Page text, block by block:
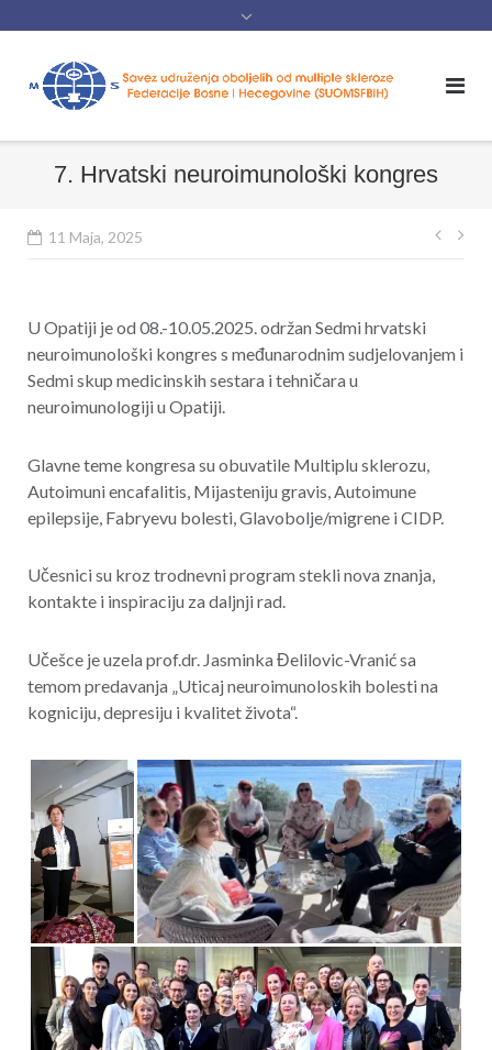
7. Hrvatski neuroimunološki kongres
11 Maja, 2025
U Opatiji je od 08.-10.05.2025. održan Sedmi hrvatski
neuroimunološki kongres s međunarodnim sudjelovanjem i
Sedmi skup medicinskih sestara i tehničara u
neuroimunologiji u Opatiji.
Glavne teme kongresa su obuvatile Multiplu sklerozu,
Autoimuni encafalitis, Mijasteniju gravis, Autoimune
epilepsije, Fabryevu bolesti, Glavobolje/migrene i CIDP.
Učesnici su kroz trodnevni program stekli nova znanja,
kontakte i inspiraciju za daljnji rad.
Učešce je uzela prof.dr. Jasminka Đelilovic-Vranić sa
temom predavanja „Uticaj neuroimunoloskih bolesti na
kogniciju, depresiju i kvalitet života“.